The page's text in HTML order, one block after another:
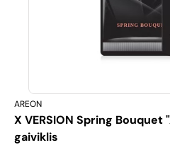
AREON
X VERSION Spring Bouquet
gaiviklis